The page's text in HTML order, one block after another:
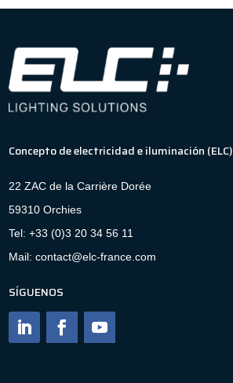
Concepto de electricidad e iluminación (ELC)
22 ZAC de la Carrière Dorée
59310 Orchies
Tel: +33 (0)3 20 34 56 11
Mail: contact@elc-france.com
SÍGUENOS